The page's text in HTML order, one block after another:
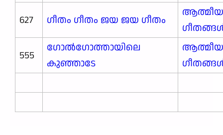
627
ഗീതം ഗീതം ജയ ജയ ഗീതം
ആത്മീയ
555
ഗോൽഗോത്തായിലെ
കുഞ്ഞാടേ
ആത്മീയ